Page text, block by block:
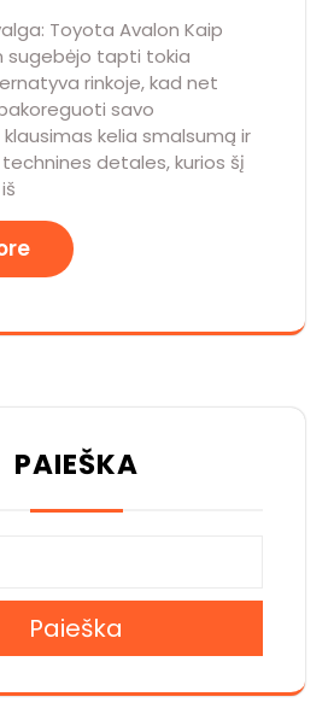
Toyota Avalon Kaip
sugebėjo tapti tokia
rinkoje, kad net
savo
kelia smalsumą ir
detales, kurios šį
PAIEŠKA
Paieška